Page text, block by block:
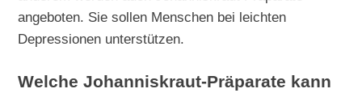
angeboten. Sie sollen Menschen bei leichten
Depressionen unterstützen.
Welche Johanniskraut-Präparate kann